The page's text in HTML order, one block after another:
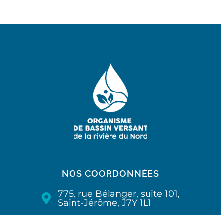
NOS COORDONNÉES
775, rue Bélanger, suite 101,
Saint-Jérôme, J7Y 1L1